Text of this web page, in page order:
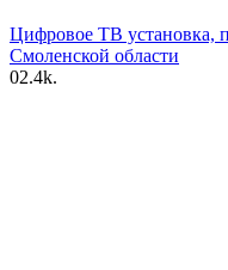
Цифровое ТВ установка,
Смоленской области
02.4k.